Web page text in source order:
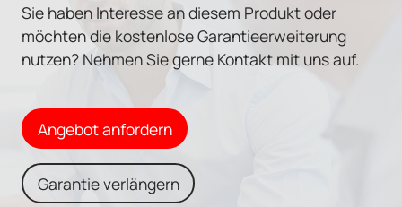
Sie haben Interesse an diesem Produkt oder
möchten die kostenlose Garantieerweiterung
nutzen? Nehmen Sie gerne Kontakt mit uns auf.
Angebot anfordern
Garantie verlängern